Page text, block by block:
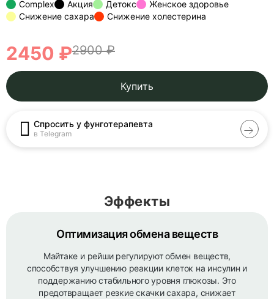
Complex Акция Детокс
Женское здоровье
Снижение сахара
Снижение холестерина
2450 ₽2900 ₽
Купить
Спросить у фунготерапевта
в Telegram
Эффекты
Оптимизация обмена веществ
Майтаке и рейши регулируют обмен веществ,
способствуя улучшению реакции клеток на инсулин и
поддержанию стабильного уровня глюкозы. Это
предотвращает резкие скачки сахара, снижает